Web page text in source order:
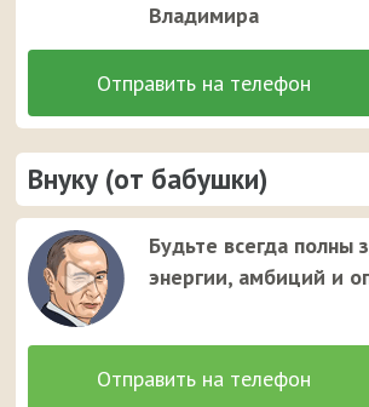
Владимира
Внуку (от бабушки)
Будьте всегда полны
энергии, амбиций и